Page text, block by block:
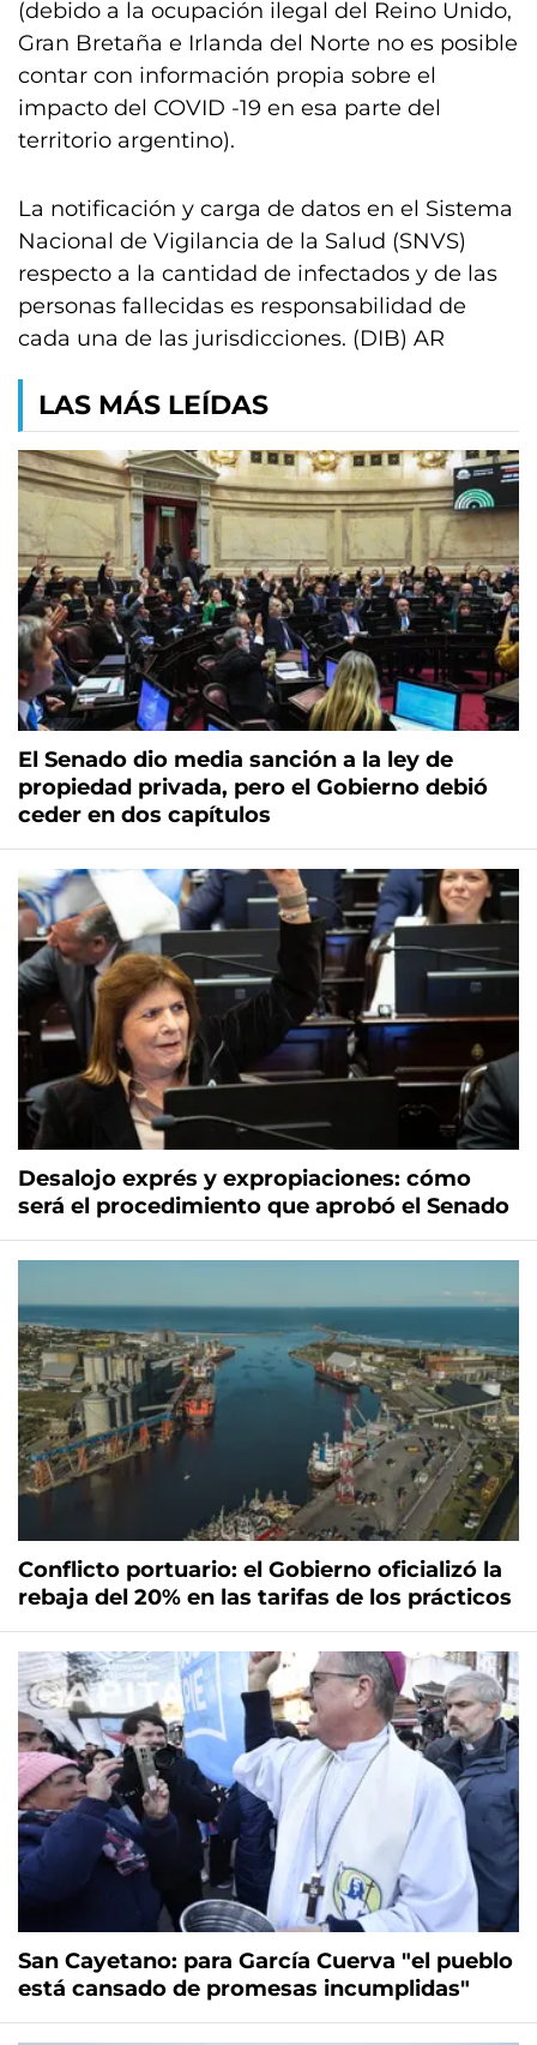
(debido a la ocupación ilegal del Reino Unido,
Gran Bretaña e Irlanda del Norte no es posible
contar con información propia sobre el
impacto del COVID -19 en esa parte del
territorio argentino).
La notificación y carga de datos en el Sistema
Nacional de Vigilancia de la Salud (SNVS)
respecto a la cantidad de infectados y de las
personas fallecidas es responsabilidad de
cada una de las jurisdicciones. (DIB) AR
LAS MÁS LEÍDAS
El Senado dio media sanción a la ley de
propiedad privada, pero el Gobierno debió
ceder en dos capítulos
Desalojo exprés y expropiaciones: cómo
será el procedimiento que aprobó el Senado
Conflicto portuario: el Gobierno oficializó la
rebaja del 20% en las tarifas de los prácticos
San Cayetano: para García Cuerva "el pueblo
está cansado de promesas incumplidas"